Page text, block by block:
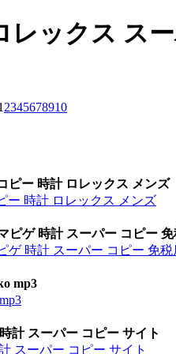
レックス ス
2345678910
ピー 時計 ロレックス メンズ
ー 時計 ロレックス メンズ
ピゲ 時計 スーパー コピー
ゲ 時計 スーパー コピー 免税
mp3
計 スーパー コピー サイト
スーパー コピー サイト